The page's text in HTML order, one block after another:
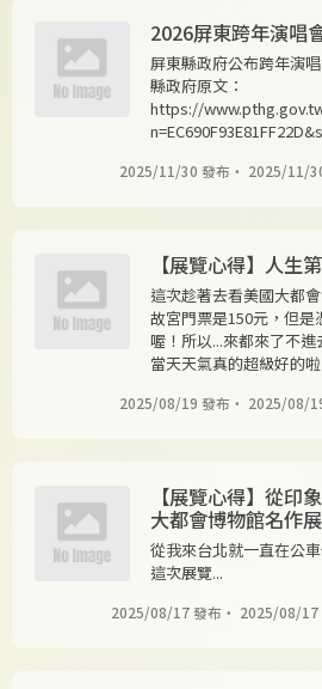
2026屏東跨年演唱
屏東縣政府公布跨年演
縣政府原文：
https://
2025/11/30 發布 ・ 2025/11/
【展覽心得】人生
這次趁著去看美國大都
觀我人生的第一次故宮
年來的第一次XD
故宮門票是150元，但是
喔！所以...來都來了不進
當天天氣真的超級好的
2025/08/19 發布 ・ 2025/08/
【展覽心得】從印
大都會博物館名作展
從我來台北就一直在公
『美國大都會博物館名
為新聞常報導人潮很多
這次展覽...
2025/08/17 發布 ・ 2025/08/17